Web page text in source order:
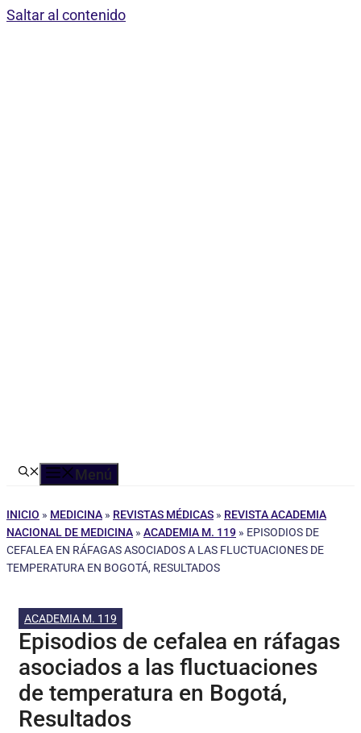
Saltar al contenido
Menú
INICIO » MEDICINA » REVISTAS MÉDICAS » REVISTA ACADEMIA
NACIONAL DE MEDICINA » ACADEMIA M. 119 » EPISODIOS DE
CEFALEA EN RÁFAGAS ASOCIADOS A LAS FLUCTUACIONES DE
TEMPERATURA EN BOGOTÁ, RESULTADOS
ACADEMIA M. 119
Episodios de cefalea en ráfagas
asociados a las fluctuaciones
de temperatura en Bogotá,
Resultados